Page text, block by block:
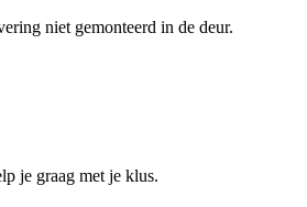
niet gemonteerd in de deur.
je graag met je klus.